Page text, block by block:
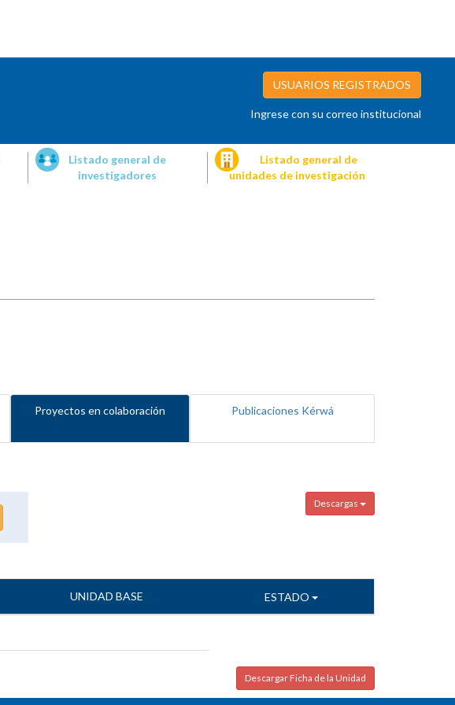
USUARIOS REGISTRADOS
Ingrese con su correo institucional
Listado general de
investigadores
Listado general de
unidades de investigación
Proyectos en colaboración Publicaciones Kérwá
Descargas
UNIDAD BASE ESTADO
Descargar Ficha de la Unidad